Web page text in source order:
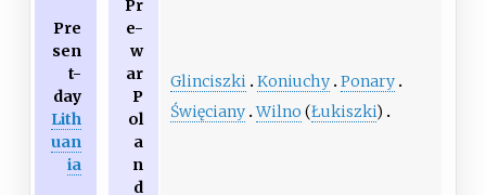
Pre
sen
t-
day
Lith
uan
ia
Pr
e-
w
ar
P
ol
a
n
d
Glinciszki Koniuchy Ponary
Święciany Wilno (Łukiszki)